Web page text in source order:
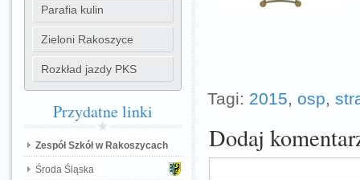
Tagi: 2015, osp,
Dodaj
Parafia kulin
Zieloni Rakoszyce
Rozkład jazdy PKS
Przydatnelinki
Zespół Szkół w Rakoszycach
Środa Śląska